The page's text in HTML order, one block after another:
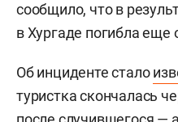
сообщило, что в
в Хургаде погибла
Об инциденте стало
туристка скончалась